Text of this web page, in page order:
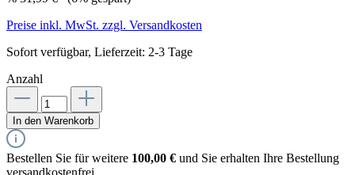
Preise inkl. MwSt. zzgl. Versandkosten
Sofort verfügbar, Lieferzeit: 2-3 Tage
Anzahl
In den Warenkorb
Bestellen Sie für weitere 100,00 € und Sie erhalten Ihre Bestellung
versandkostenfrei.